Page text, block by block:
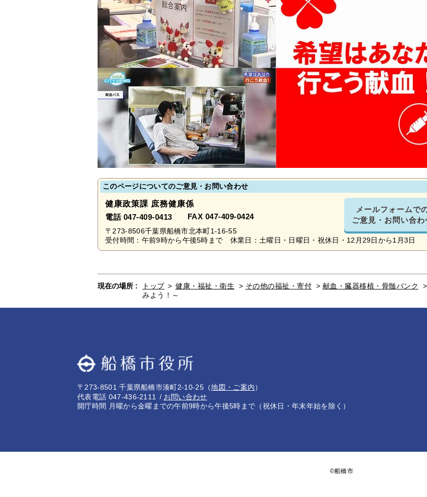
このページについてのご意見・お問い合わせ
健康政策課 庶務健康係
電話 047-409-0413 FAX 047-409-0424
メールフォームで
ご意見・お問い合わ
〒273-8506千葉県船橋市北本町1-16-55
受付時間：午前9時から午後5時まで 休業日：土曜日・日曜日・祝休日・12月29日から1月3日
現在の場所 : トップ > 健康・福祉・衛生 > その他の福祉・寄付 > 献血・臓器移植・骨髄バンク >
みよう！～
〒273-8501 千葉県船橋市湊町2-10-25 （地図・ご案内）
代表電話 047-436-2111
お問い合わせ
開庁時間 月曜から金曜までの午前9時から午後5時まで（祝休日・年末年始を除く）
©船橋市